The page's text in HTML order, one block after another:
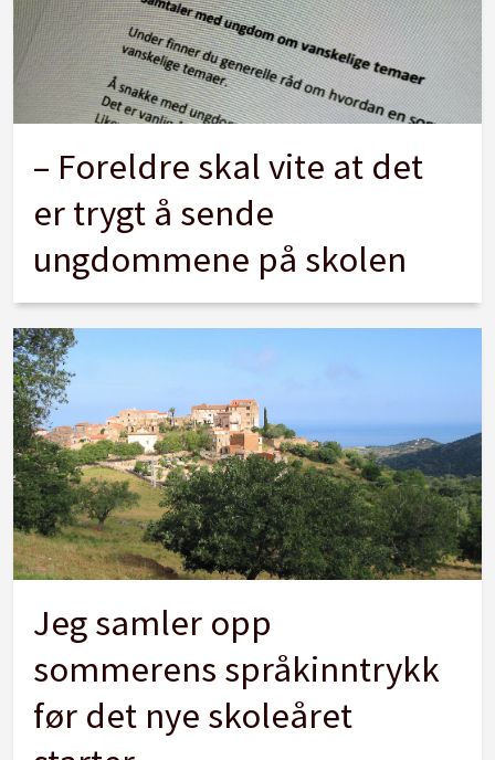
– Foreldre skal vite at det
er trygt å sende
ungdommene på skolen
Jeg samler opp
sommerens språkinntrykk
før det nye skoleåret